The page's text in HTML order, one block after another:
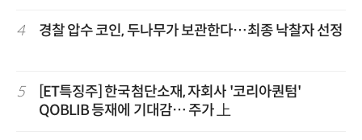
4 경찰 압수 코인, 두나무가 보관한다…최종 낙찰자 선정
5
[ET특징주] 한국첨단소재, 자회사 '코리아퀀텀'
QOBLIB 등재에 기대감… 주가 上